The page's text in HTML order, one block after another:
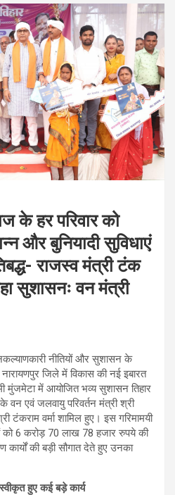
के हर परिवार को
और बुनियादी सुविधाएं
राजस्व मंत्री टंक
सुशासनः वन मंत्री
नीतियों और सुशासन के
जिले में विकास की नई इबारत
मुंजमेटा में आयोजित भव्य सुशासन तिहार
एवं जलवायु परिवर्तन मंत्री श्री
टंकराम वर्मा शामिल हुए। इस गरिमामयी
को 6 करोड़ 70 लाख 78 हजार रुपये की
कार्यों की बड़ी सौगात देते हुए उनका
हुए कई बड़े कार्य